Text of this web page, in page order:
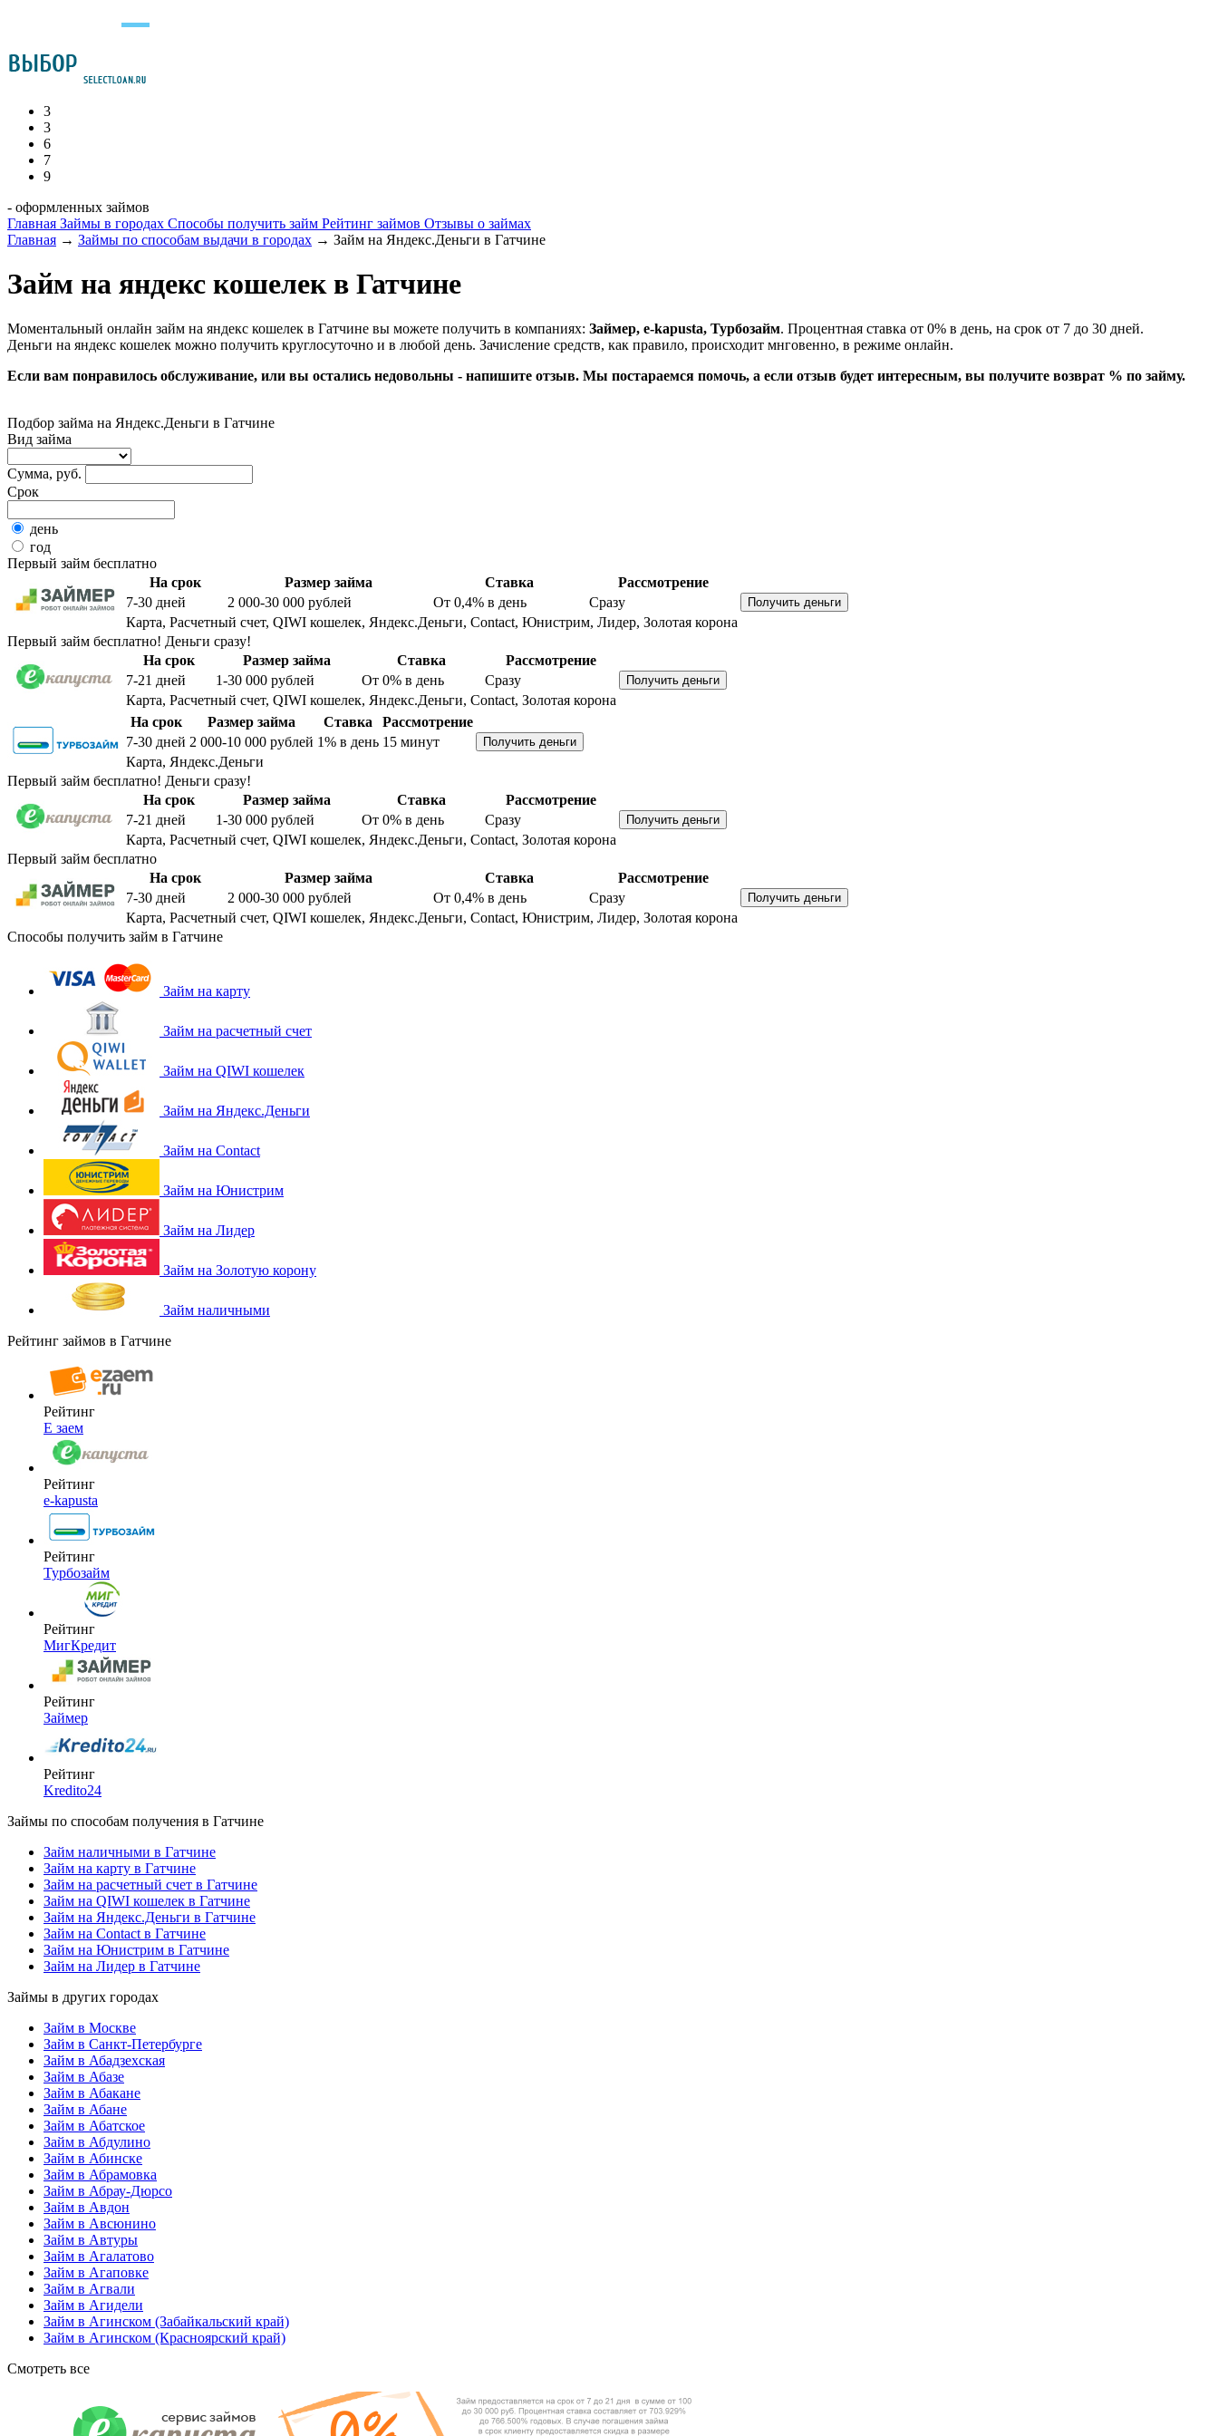
3
3
6
7
9
- оформленных займов
Главная Займы в городах Способы получить займ Рейтинг займов Отзывы о займах
Главная → Займы по способам выдачи в городах → Займ на Яндекс.Деньги в Гатчине
Займ на яндекс кошелек в Гатчине
Моментальный онлайн займ на яндекс кошелек в Гатчине вы можете получить в компаниях: Займер, e-kapusta, Турбозайм. Процентная ставка от 0% в день, на срок от 7 до 30 дней.
Деньги на яндекс кошелек можно получить круглосуточно и в любой день. Зачисление средств, как правило, происходит мнговенно, в режиме онлайн.
Если вам понравилось обслуживание, или вы остались недовольны - напишите отзыв. Мы постараемся помочь, а если отзыв будет интересным, вы получите возврат % по займу.
Подбор займа на Яндекс.Деньги в Гатчине
Вид займа
Сумма, руб.
Срок
день
год
Первый займ бесплатно
На срок
Размер займа Ставка
Рассмотрение
7-30 дней 2 000-30 000 рублей От 0,4% в день
Сразу
Карта, Расчетный счет, QIWI кошелек, Яндекс.Деньги, Contact, Юнистрим, Лидер, Золотая корона
Первый займ бесплатно! Деньги сразу!
На срок
Размер займа Ставка
Рассмотрение
7-21 дней 1-30 000 рублей От 0% в день
Сразу
Карта, Расчетный счет, QIWI кошелек, Яндекс.Деньги, Contact, Золотая корона
На срок
Размер займа Ставка
Рассмотрение
7-30 дней 2 000-10 000 рублей 1% в день 15 минут
Карта, Яндекс.Деньги
Первый займ бесплатно! Деньги сразу!
На срок
Размер займа Ставка
Рассмотрение
7-21 дней 1-30 000 рублей От 0% в день
Сразу
Карта, Расчетный счет, QIWI кошелек, Яндекс.Деньги, Contact, Золотая корона
Первый займ бесплатно
На срок
Размер займа Ставка
Рассмотрение
7-30 дней 2 000-30 000 рублей От 0,4% в день
Сразу
Карта, Расчетный счет, QIWI кошелек, Яндекс.Деньги, Contact, Юнистрим, Лидер, Золотая корона
Способы получить займ в Гатчине
Займ на карту
Займ на расчетный счет
Займ на QIWI кошелек
Займ на Яндекс.Деньги
Займ на Contact
Займ на Юнистрим
Займ на Лидер
Займ на Золотую корону
Займ наличными
Рейтинг займов в Гатчине
Рейтинг
Е заем
Рейтинг
e-kapusta
Рейтинг
Турбозайм
Рейтинг
МигКредит
Рейтинг
Займер
Рейтинг
Kredito24
Займы по способам получения в Гатчине
Займ наличными в Гатчине
Займ на карту в Гатчине
Займ на расчетный счет в Гатчине
Займ на QIWI кошелек в Гатчине
Займ на Яндекс.Деньги в Гатчине
Займ на Contact в Гатчине
Займ на Юнистрим в Гатчине
Займ на Лидер в Гатчине
Займы в других городах
Займ в Москве
Займ в Санкт-Петербурге
Займ в Абадзехская
Займ в Абазе
Займ в Абакане
Займ в Абане
Займ в Абатское
Займ в Абдулино
Займ в Абинске
Займ в Абрамовка
Займ в Абрау-Дюрсо
Займ в Авдон
Займ в Авсюнино
Займ в Автуры
Займ в Агалатово
Займ в Агаповке
Займ в Агвали
Займ в Агидели
Займ в Агинском (Забайкальский край)
Займ в Агинском (Красноярский край)
Смотреть все